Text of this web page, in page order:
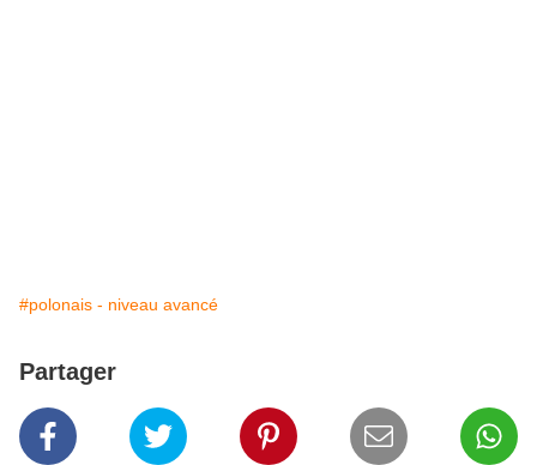
#polonais - niveau avancé
Partager